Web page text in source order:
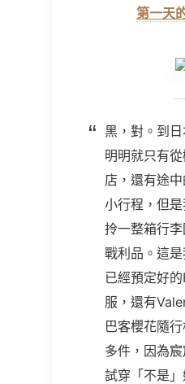
第一天
黑，對。到
明明就只有
店，還有途
小行程，但
拎一整箱行
戰利品。這
已經預定好
服，還有
巴客櫻花隨
多件，因為
試穿「不是